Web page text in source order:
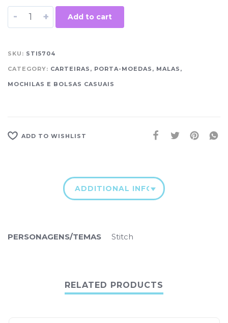
- + Add to cart
SKU: STI5704
CATEGORY: CARTEIRAS, PORTA-MOEDAS, MALAS,
MOCHILAS E BOLSAS CASUAIS
ADD TO WISHLIST
ADDITIONAL INFORMATION
PERSONAGENS/TEMAS Stitch
RELATED PRODUCTS